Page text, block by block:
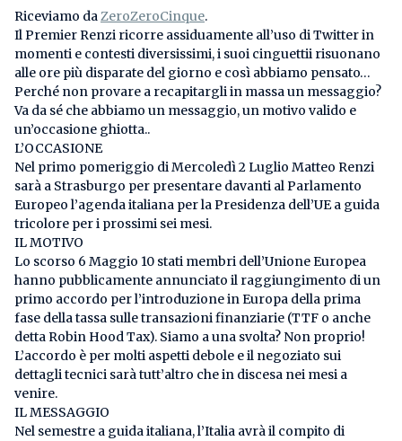
Riceviamo daZeroZeroCinque.
Il Premier Renzi ricorre assiduamente all’uso di Twitter in
momenti e contesti diversissimi, i suoi cinguettii risuonano
alle ore più disparate del giorno e così abbiamo pensato…
Perché non provare a recapitargli in massa un messaggio?
Va da sé che abbiamo un messaggio, un motivo valido e
un’occasione ghiotta..
L’OCCASIONE
Nel primo pomeriggio di Mercoledì 2 Luglio Matteo Renzi
sarà a Strasburgo per presentare davanti al Parlamento
Europeo l’agenda italiana per la Presidenza dell’UE a guida
tricolore per i prossimi sei mesi.
IL MOTIVO
Lo scorso 6 Maggio 10 stati membri dell’Unione Europea
hanno pubblicamente annunciato il raggiungimento di un
primo accordo per l’introduzione in Europa della prima
fase della tassa sulle transazioni finanziarie (TTF o anche
detta Robin Hood Tax). Siamo a una svolta? Non proprio!
L’accordo è per molti aspetti debole e il negoziato sui
dettagli tecnici sarà tutt’altro che in discesa nei mesi a
venire.
IL MESSAGGIO
Nel semestre a guida italiana, l’Italia avrà il compito di